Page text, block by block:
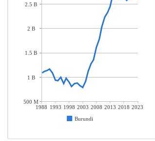
1988 1993 1998 2003 2008 2013 2018 2023
Burundi
2.5 B
2 B
1.5 B
1 B
500 M